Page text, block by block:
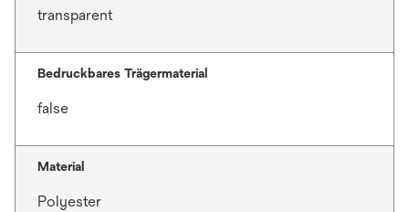
transparent
Bedruckbares Trägermaterial
false
Material
Polyester